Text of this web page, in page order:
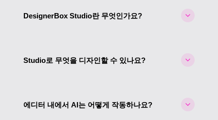
DesignerBox Studio란 무엇인가요?
유사합니다. 캔버스에서 이미지, 텍스트, 도형을 사용
Studio로 무엇을 디자인할 수 있나요?
장 등. 템플릿으로 시작하거나 커스텀 크기 캔버스를
에디터 내에서 AI는 어떻게 작동하나요?